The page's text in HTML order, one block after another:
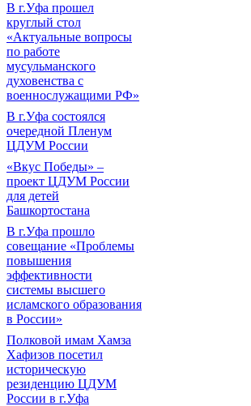
В г.Уфа прошел
круглый стол
«Актуальные вопросы
по работе
мусульманского
духовенства с
военнослужащими РФ»
В г.Уфа состоялся
очередной Пленум
ЦДУМ России
«Вкус Победы» –
проект ЦДУМ России
для детей
Башкортостана
В г.Уфа прошло
совещание «Проблемы
повышения
эффективности
системы высшего
исламского образования
в России»
Полковой имам Хамза
Хафизов посетил
историческую
резиденцию ЦДУМ
России в г.Уфа